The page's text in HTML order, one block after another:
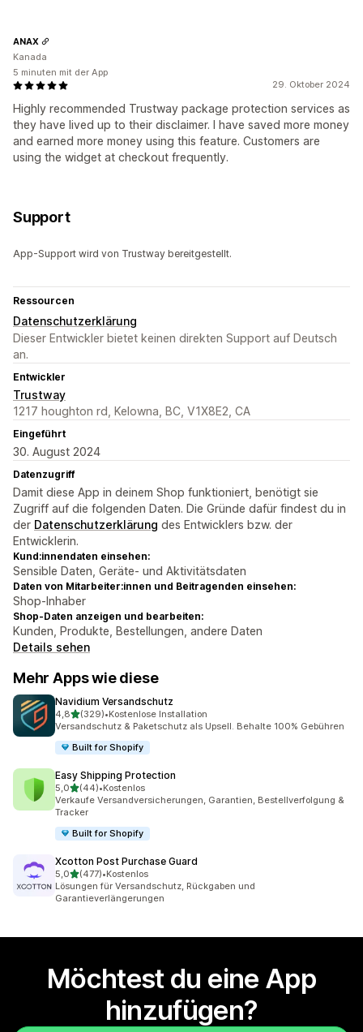
29. Oktober 2024
Highly recommended Trustway package protection services as
they have lived up to their disclaimer. I have saved more money
and earned more money using this feature. Customers are
using the widget at checkout frequently.
ANAX
Kanada
5 minuten mit der App
Support
App-Support wird von Trustway bereitgestellt.
Ressourcen
Datenschutzerklärung
Dieser Entwickler bietet keinen direkten Support auf Deutsch
an.
Entwickler
Trustway
1217 houghton rd, Kelowna, BC, V1X8E2, CA
Eingeführt
30. August 2024
Datenzugriff
Damit diese App in deinem Shop funktioniert, benötigt sie
Zugriff auf die folgenden Daten. Die Gründe dafür findest du in
der Datenschutzerklärung des Entwicklers bzw. der
Entwicklerin.
Kund:innendaten einsehen:
Sensible Daten, Geräte- und Aktivitätsdaten
Daten von Mitarbeiter:innen und Beitragenden einsehen:
Shop-Inhaber
Shop-Daten anzeigen und bearbeiten:
Kunden, Produkte, Bestellungen, andere Daten
Details sehen
Mehr Apps wie diese
Navidium Versandschutz
4,8von 5 Sternen
(329)
329 Rezensionen insgesamt
•Kostenlose Installation
Versandschutz & Paketschutz als Upsell. Behalte 100% Gebühren
Built for Shopify
Easy Shipping Protection
5,0von 5 Sternen
(44)
44 Rezensionen insgesamt
•Kostenlos
Verkaufe Versandversicherungen, Garantien, Bestellverfolgung &
Tracker
Built for Shopify
Xcotton Post Purchase Guard
5,0von 5 Sternen
(477)
477 Rezensionen insgesamt
•Kostenlos
Lösungen für Versandschutz, Rückgaben und
Garantieverlängerungen
Möchtest du eine App
hinzufügen?